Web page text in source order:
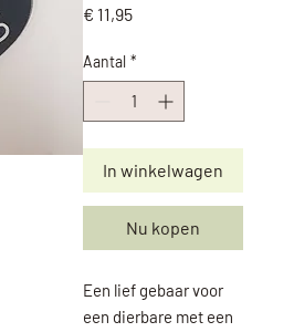
€ 11,95Prijs
Aantal *
In winkelwagen
Nu kopen
Een lief gebaar voor
een dierbare met een